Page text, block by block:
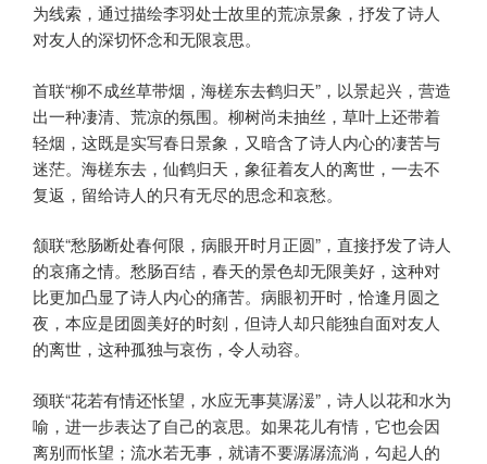
为线索，通过描绘李羽处士故里的荒凉景象，抒发了诗人
对友人的深切怀念和无限哀思。
首联“柳不成丝草带烟，海槎东去鹤归天”，以景起兴，营造
出一种凄清、荒凉的氛围。柳树尚未抽丝，草叶上还带着
轻烟，这既是实写春日景象，又暗含了诗人内心的凄苦与
迷茫。海槎东去，仙鹤归天，象征着友人的离世，一去不
复返，留给诗人的只有无尽的思念和哀愁。
颔联“愁肠断处春何限，病眼开时月正圆”，直接抒发了诗人
的哀痛之情。愁肠百结，春天的景色却无限美好，这种对
比更加凸显了诗人内心的痛苦。病眼初开时，恰逢月圆之
夜，本应是团圆美好的时刻，但诗人却只能独自面对友人
的离世，这种孤独与哀伤，令人动容。
颈联“花若有情还怅望，水应无事莫潺湲”，诗人以花和水为
喻，进一步表达了自己的哀思。如果花儿有情，它也会因
离别而怅望；流水若无事，就请不要潺潺流淌，勾起人的